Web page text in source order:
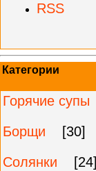
RSS
Категории
Горячие супы
Борщи
[30]
Солянки
[24]